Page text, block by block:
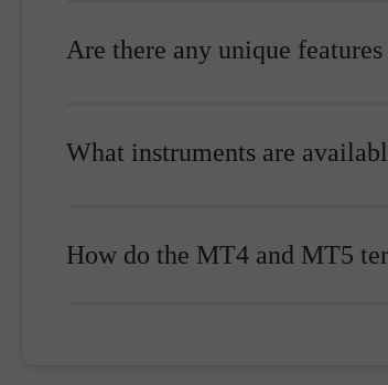
Are there any unique
What instruments are
How do the MT4 and MT5